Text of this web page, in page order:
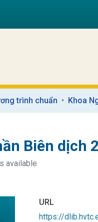
trình chuẩn Khoa
Biên dịch 2
available
URL
https://